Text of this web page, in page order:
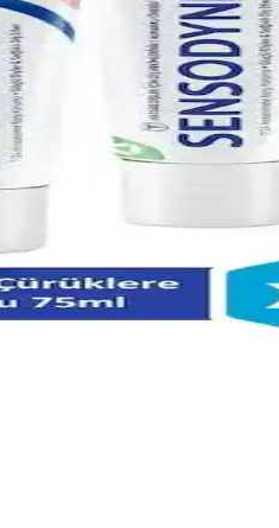
ve doğru ürün seçimi, diş
artırır ve diş çürümesini önler.
ve dikkat edilmesi